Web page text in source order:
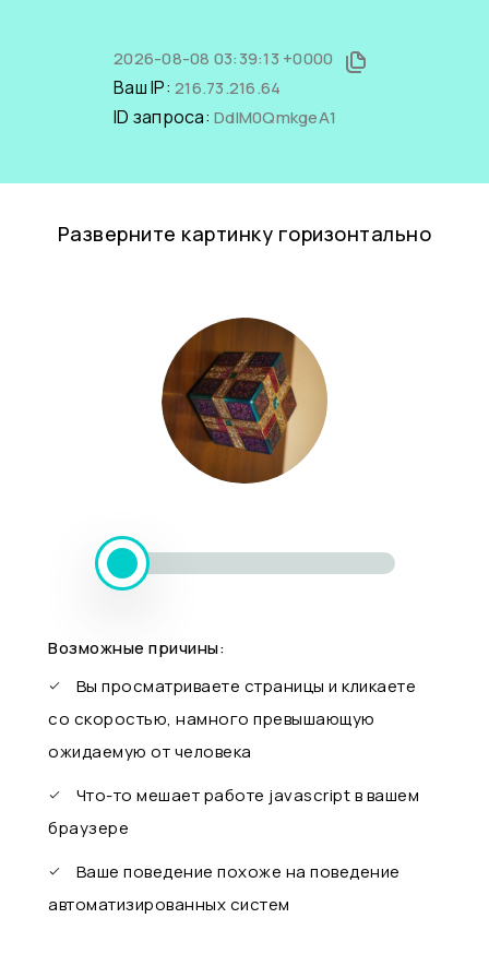
2026-08-08 03:39:13 +0000
Ваш IP: 216.73.216.64
ID запроса: DdIM0QmkgeA1
Разверните картинку горизонтально
Возможные причины:
Вы просматриваете страницы и кликаете
со скоростью, намного превышающую
ожидаемую от человека
Что-то мешает работе javascript в вашем
браузере
Ваше поведение похоже на поведение
автоматизированных систем